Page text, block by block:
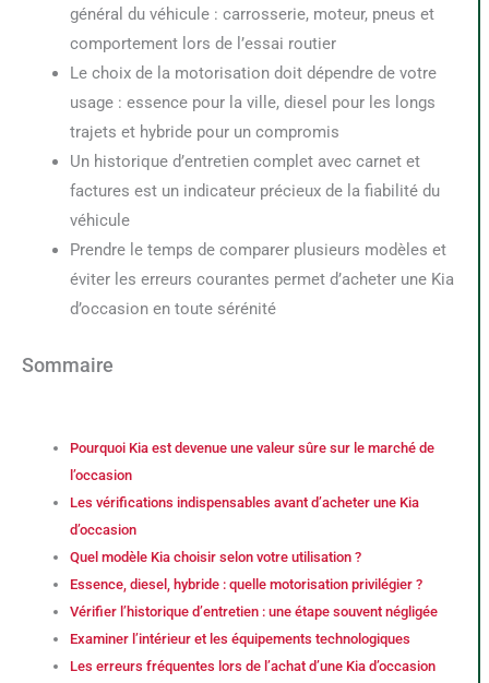
général du véhicule : carrosserie, moteur, pneus et
comportement lors de l’essai routier
Le choix de la motorisation doit dépendre de votre
usage : essence pour la ville, diesel pour les longs
trajets et hybride pour un compromis
Un historique d’entretien complet avec carnet et
factures est un indicateur précieux de la fiabilité du
véhicule
Prendre le temps de comparer plusieurs modèles et
éviter les erreurs courantes permet d’acheter une Kia
d’occasion en toute sérénité
Sommaire
Pourquoi Kia est devenue une valeur sûre sur le marché de
l’occasion
Les vérifications indispensables avant d’acheter une Kia
d’occasion
Quel modèle Kia choisir selon votre utilisation ?
Essence, diesel, hybride : quelle motorisation privilégier ?
Vérifier l’historique d’entretien : une étape souvent négligée
Examiner l’intérieur et les équipements technologiques
Les erreurs fréquentes lors de l’achat d’une Kia d’occasion